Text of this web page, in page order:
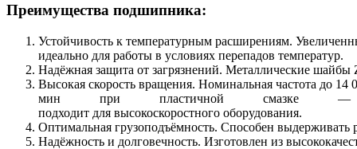
Преимущества подшипника:
Устойчивость к температурным расширениям.
идеально для работы в условиях перепадов температур.
Надёжная защита от загрязнений. Металлические
Высокая скорость вращения. Номинальная частота до 14
мин при пластичной смазке —
подходит для высокоскоростного оборудования.
Оптимальная грузоподъёмность. Способен
Надёжность и долговечность. Изготовлен из